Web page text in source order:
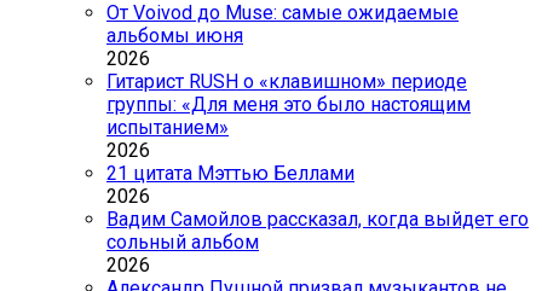
От Voivod до Muse: самые ожидаемые
альбомы июня
2026
Гитарист RUSH о «клавишном» периоде
группы: «Для меня это было настоящим
испытанием»
2026
21 цитата Мэттью Беллами
2026
Вадим Самойлов рассказал, когда выйдет его
сольный альбом
2026